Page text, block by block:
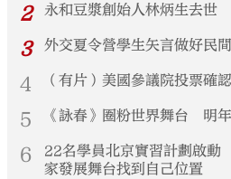
2 永和豆漿創始人林炳生去世
3 外交夏令營學生矢言做好民
4 （有片）美國參議院投票確
5 《詠春》圈粉世界舞台 明
6
22名學員北京實習計劃啟動
家發展舞台找到自己位置